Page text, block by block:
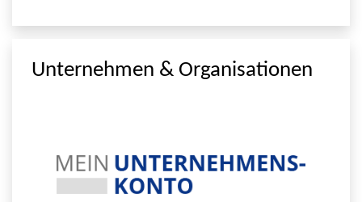
Unternehmen & Organisationen